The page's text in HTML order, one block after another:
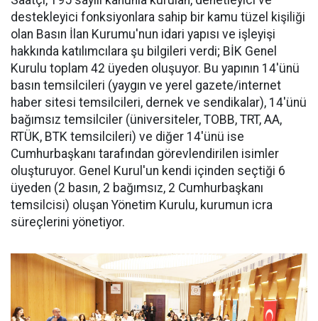
destekleyici fonksiyonlara sahip bir kamu tüzel kişiliği
olan Basın İlan Kurumu'nun idari yapısı ve işleyişi
hakkında katılımcılara şu bilgileri verdi; BİK Genel
Kurulu toplam 42 üyeden oluşuyor. Bu yapının 14'ünü
basın temsilcileri (yaygın ve yerel gazete/internet
haber sitesi temsilcileri, dernek ve sendikalar), 14'ünü
bağımsız temsilciler (üniversiteler, TOBB, TRT, AA,
RTÜK, BTK temsilcileri) ve diğer 14'ünü ise
Cumhurbaşkanı tarafından görevlendirilen isimler
oluşturuyor. Genel Kurul'un kendi içinden seçtiği 6
üyeden (2 basın, 2 bağımsız, 2 Cumhurbaşkanı
temsilcisi) oluşan Yönetim Kurulu, kurumun icra
süreçlerini yönetiyor.